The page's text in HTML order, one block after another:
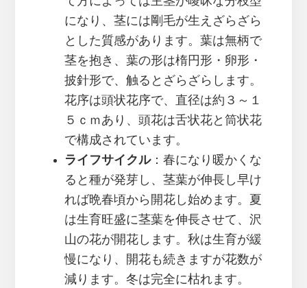
になり、茎には剛毛が生えざらざら
とした質感があります。葉は無柄で
茎を抱き、葉の形は楕円形・卵形・
披針形で、触るとざらざらします。
花序は頭状花序で、直径は約３～１
５ｃｍあり、頭花は舌状花と筒状花
で構成されています。
ライフサイクル：春になり暖かくな
ると種が発芽し、茎葉が伸長し早け
れば晩春頃から開花し始めます。夏
は生育旺盛に茎葉を伸長させて、沢
山の花が開花します。秋は生育が緩
慢になり、開花も続きますが花数が
減ります。冬は完全に枯れます。